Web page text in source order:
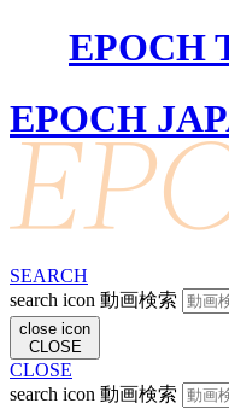
EPOCH
EPOCH
SEARCH
search icon 動画検索
close icon
CLOSE
CLOSE
search icon 動画検索